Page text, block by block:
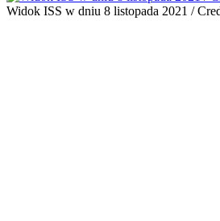
Widok ISS w dniu 8 listopada 2021 /